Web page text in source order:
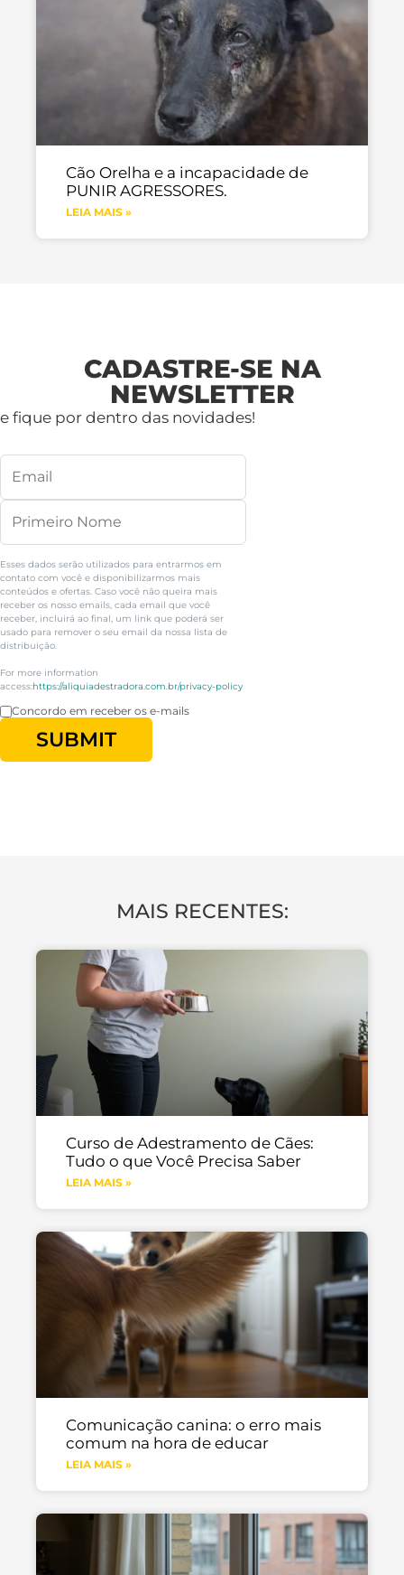
Cão Orelha e a incapacidade de
PUNIR AGRESSORES.
LEIA MAIS »
CADASTRE-SE NA
NEWSLETTER
e fique por dentro das novidades!
Esses dados serão utilizados para entrarmos em
contato com você e disponibilizarmos mais
conteúdos e ofertas. Caso você não queira mais
receber os nosso emails, cada email que você
receber, incluirá ao final, um link que poderá ser
usado para remover o seu email da nossa lista de
distribuição.
For more information
access:https://aliquiadestradora.com.br/privacy-policy
Concordo em receber os e-mails
SUBMIT
MAIS RECENTES:
Curso de Adestramento de Cães:
Tudo o que Você Precisa Saber
LEIA MAIS »
Comunicação canina: o erro mais
comum na hora de educar
LEIA MAIS »